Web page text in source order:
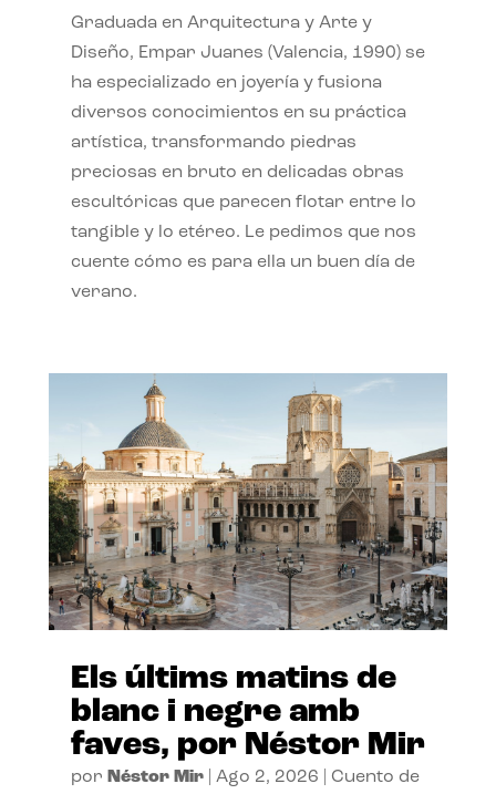
Graduada en Arquitectura y Arte y
Diseño, Empar Juanes (Valencia, 1990) se
ha especializado en joyería y fusiona
diversos conocimientos en su práctica
artística, transformando piedras
preciosas en bruto en delicadas obras
escultóricas que parecen flotar entre lo
tangible y lo etéreo. Le pedimos que nos
cuente cómo es para ella un buen día de
verano.
Els últims matins de
blanc i negre amb
faves, por Néstor Mir
por Néstor Mir| Ago 2, 2026 Cuento de